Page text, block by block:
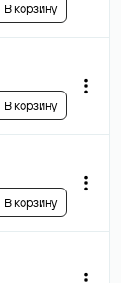
В корзину
В корзину
В корзину